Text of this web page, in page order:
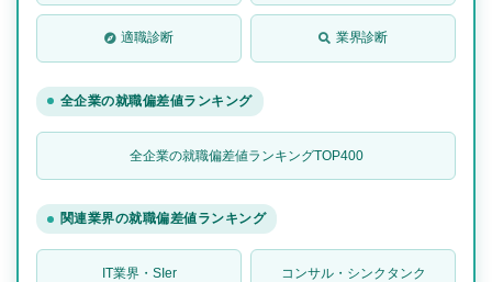
適職診断 業界診断
全企業の就職偏差値ランキング
全企業の就職偏差値ランキングTOP400
関連業界の就職偏差値ランキング
IT業界・SIer コンサル・シンクタンク